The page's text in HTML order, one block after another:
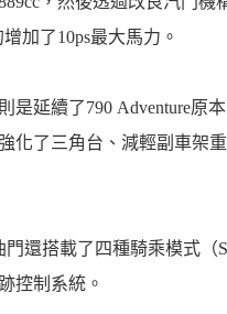
加了10ps最大馬力。
是延續了790 Adventure原
化了三角台、減輕副車架
門還搭載了四種騎乘模式
控制系統。